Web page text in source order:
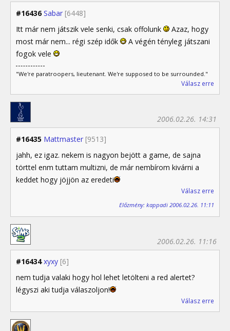
#16436 Sabar [6448]
Itt már nem játszik vele senki, csak offolunk
Azaz, hogy
most már nem... régi szép idők
A végén tényleg játszani
fogok vele
"We're paratroopers, lieutenant. We're supposed to be surrounded."
Válasz erre
#16435 Mattmaster [9513]
2006.02.26. 14:31
jahh, ez igaz. nekem is nagyon bejött a game, de sajna
törttel enm tuttam multizni, de már nembírom kivárni a
keddet hogy jöjjön az eredeti
Válasz erre
Előzmény: kappadi 2006.02.26. 11:11
#16434 xyxy [6]
2006.02.26. 11:16
nem tudja valaki hogy hol lehet letölteni a red alertet?
légyszi aki tudja válaszoljon!
Válasz erre